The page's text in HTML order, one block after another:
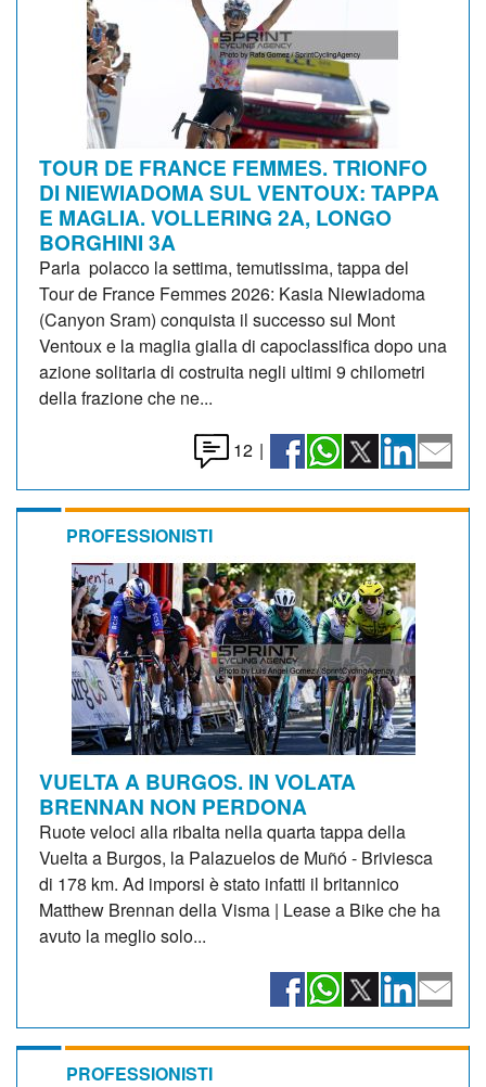
TOUR DE FRANCE FEMMES. TRIONFO
DI NIEWIADOMA SUL VENTOUX: TAPPA
E MAGLIA. VOLLERING 2A, LONGO
BORGHINI 3A
Parla polacco la settima, temutissima, tappa del
Tour de France Femmes 2026: Kasia Niewiadoma
(Canyon Sram) conquista il successo sul Mont
Ventoux e la maglia gialla di capoclassifica dopo una
azione solitaria di costruita negli ultimi 9 chilometri
della frazione che ne...
12 |
PROFESSIONISTI
VUELTA A BURGOS. IN VOLATA
BRENNAN NON PERDONA
Ruote veloci alla ribalta nella quarta tappa della
Vuelta a Burgos, la Palazuelos de Muñó - Briviesca
di 178 km. Ad imporsi è stato infatti il britannico
Matthew Brennan della Visma | Lease a Bike che ha
avuto la meglio solo...
PROFESSIONISTI